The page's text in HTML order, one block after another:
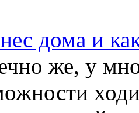
дома и
же, у